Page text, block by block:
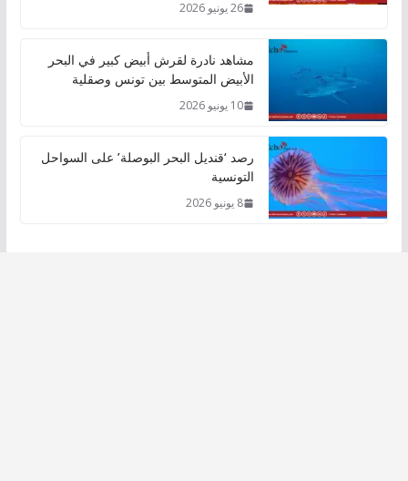
26 يونيو 2026
مشاهد نادرة لقرش أبيض كبير في البحر
الأبيض المتوسط بين تونس وصقلية
10 يونيو 2026
رصد ‘قنديل البحر البوصلة’ على السواحل
التونسية
8 يونيو 2026